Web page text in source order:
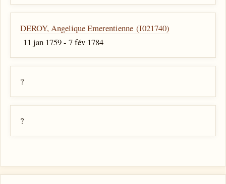
DEROY, Angelique Emerentienne (I021740)
11 jan 1759 - 7 fév 1784
?
?